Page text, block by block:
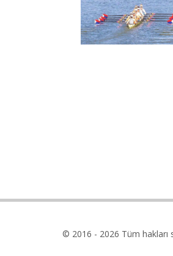
© 2016 - 2026 Tüm hakları